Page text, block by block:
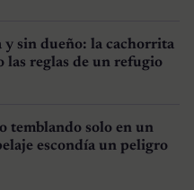
y sin dueño: la cachorrita
las reglas de un refugio
temblando solo en un
escondía un peligro